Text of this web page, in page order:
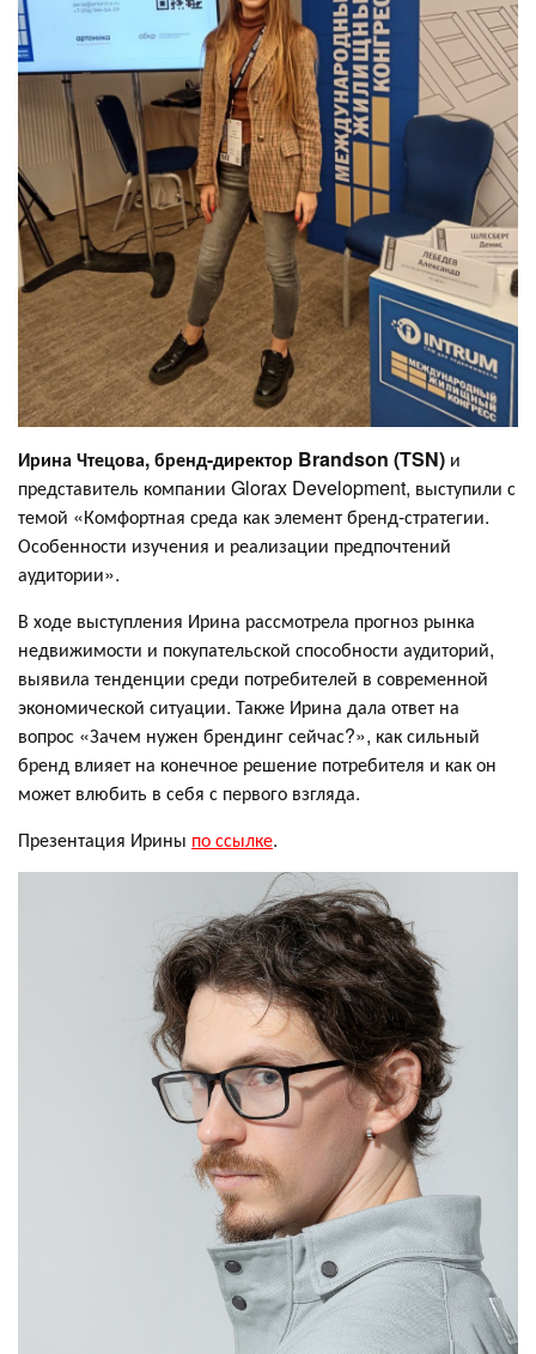
Ирина Чтецова, бренд-директор Brandson (TSN) и
представитель компании Glorax Development, выступили с
темой «Комфортная среда как элемент бренд-стратегии.
Особенности изучения и реализации предпочтений
аудитории».
В ходе выступления Ирина рассмотрела прогноз рынка
недвижимости и покупательской способности аудиторий,
выявила тенденции среди потребителей в современной
экономической ситуации. Также Ирина дала ответ на
вопрос «Зачем нужен брендинг сейчас?», как сильный
бренд влияет на конечное решение потребителя и как он
может влюбить в себя с первого взгляда.
Презентация Ирины по ссылке.